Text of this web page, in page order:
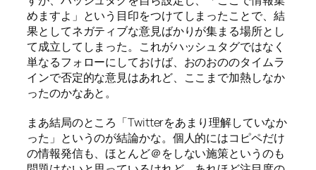
めますよ」という目印をつけてしまったことで、結
果としてネガティブな意見ばかりが集まる場所とし
て成立してしまった。これがハッシュタグではなく
単なるフォローにしておけば、おのおののタイムラ
インで否定的な意見はあれど、ここまで加熱しなか
ったのかなあと。
まあ結局のところ「Twitterをあまり理解していなか
った」というのが結論かな。個人的にはコピペだけ
の情報発信も、ほとんど＠をしない施策というのも